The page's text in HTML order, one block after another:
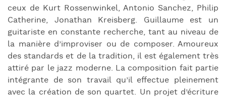
ceux de Kurt Rossenwinkel, Antonio Sanchez, Philip
Catherine, Jonathan Kreisberg. Guillaume est un
guitariste en constante recherche, tant au niveau de
la manière d’improviser ou de composer. Amoureux
des standards et de la tradition, il est également très
attiré par le jazz moderne. La composition fait partie
intégrante de son travail qu’il effectue pleinement
avec la création de son quartet. Un projet d’écriture